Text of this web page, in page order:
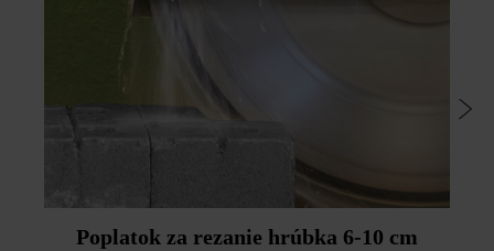
Poplatok za rezanie hrúbka 6-10 cm